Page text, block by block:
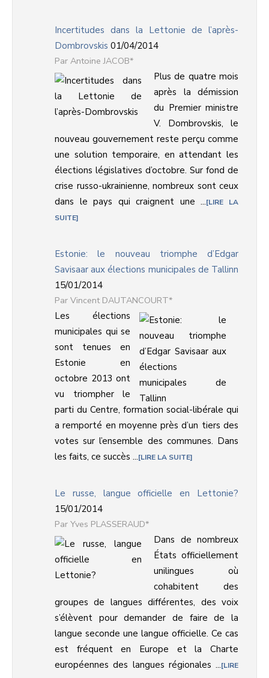
Incertitudes dans la Lettonie de l’après-
Dombrovskis 01/04/2014
Antoine JACOB*
Plus de quatre mois
après la démission
du Premier ministre
V. Dombrovskis, le
nouveau gouvernement reste perçu comme
une solution temporaire, en attendant les
élections législatives d’octobre. Sur fond de
crise russo-ukrainienne, nombreux sont ceux
dans le pays qui craignent une ... LIRE LA
SUITE
Estonie: le nouveau triomphe d’Edgar
Savisaar aux élections municipales de Tallinn
15/01/2014
Vincent DAUTANCOURT*
Les élections
municipales qui se
sont tenues en
Estonie en
octobre 2013 ont
vu triompher le
parti du Centre, formation social-libérale qui
a remporté en moyenne près d’un tiers des
votes sur l’ensemble des communes. Dans
les faits, ce succès ... LIRE LA SUITE
Le russe, langue officielle en Lettonie?
15/01/2014
Yves PLASSERAUD*
Dans de nombreux
États officiellement
unilingues où
cohabitent des
groupes de langues différentes, des voix
s’élèvent pour demander de faire de la
langue seconde une langue officielle. Ce cas
est fréquent en Europe et la Charte
européennes des langues régionales ... LIRE